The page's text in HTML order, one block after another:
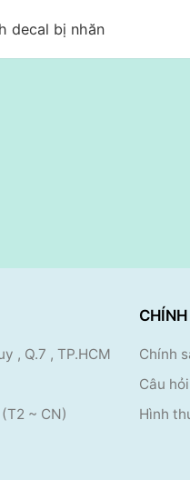
decal bị nhăn
, Q.7 , TP.HCM
~ CN)
Chính
Câu
Hình